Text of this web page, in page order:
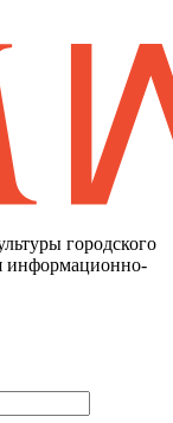
городского
информационно-